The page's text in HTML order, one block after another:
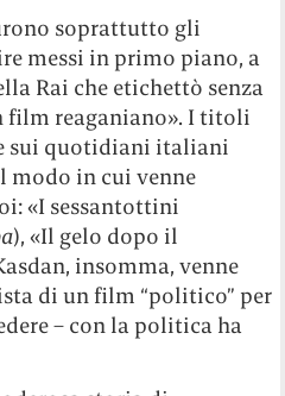
soprattutto gli
messi in primo piano, a
Rai che etichettò senza
film reaganiano». I titoli
sui quotidiani italiani
modo in cui venne
«I sessantottini
), «Il gelo dopo il
insomma, venne
di un film “politico” per
– con la politica ha